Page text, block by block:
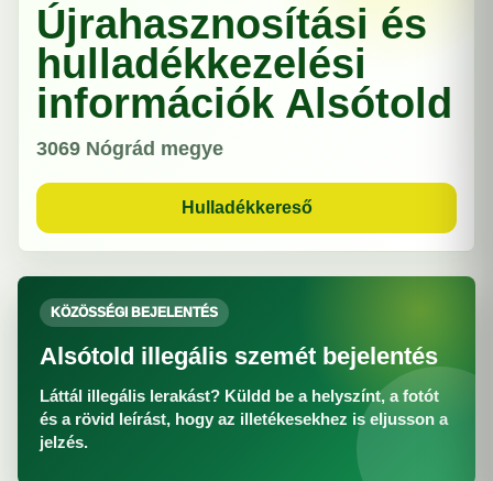
Újrahasznosítási és
hulladékkezelési
információk Alsótold
3069 Nógrád megye
Hulladékkereső
KÖZÖSSÉGI BEJELENTÉS
Alsótold illegális szemét bejelentés
Láttál illegális lerakást? Küldd be a helyszínt, a fotót
és a rövid leírást, hogy az illetékesekhez is eljusson a
jelzés.